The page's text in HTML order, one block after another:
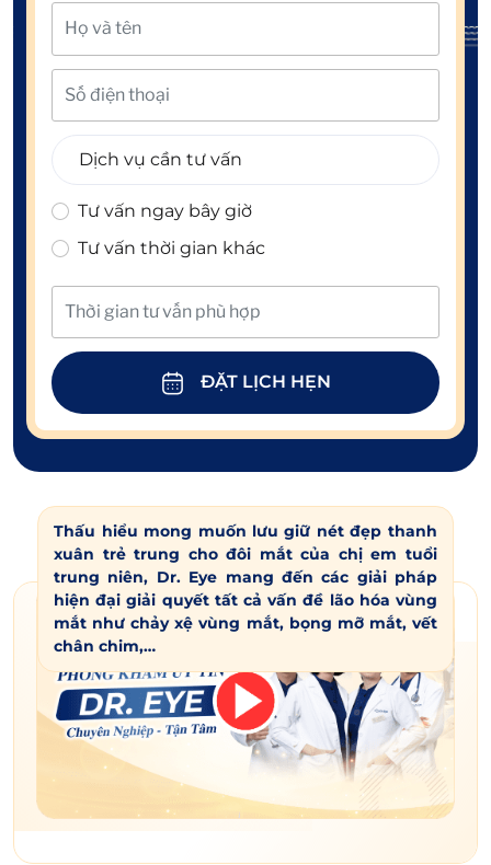
Tư vấn ngay bây giờ
Tư vấn thời gian khác
ĐẶT LỊCH HẸN
Thấu hiểu mong muốn lưu giữ nét đẹp thanh
xuân trẻ trung cho đôi mắt của chị em tuổi
trung niên, Dr. Eye mang đến các giải pháp
hiện đại giải quyết tất cả vấn đề lão hóa vùng
mắt như chảy xệ vùng mắt, bọng mỡ mắt, vết
chân chim,…